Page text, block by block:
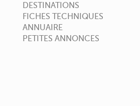
DESTINATIONS
FICHES TECHNIQUES
ANNUAIRE
PETITES ANNONCES